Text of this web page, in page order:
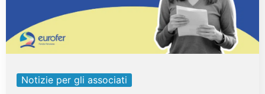
Notizie per gli associati